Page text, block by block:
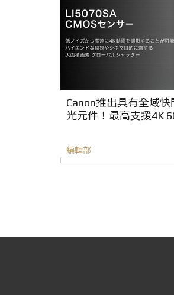
Canon推出具有全域
光元件！最高支援4K
編輯部